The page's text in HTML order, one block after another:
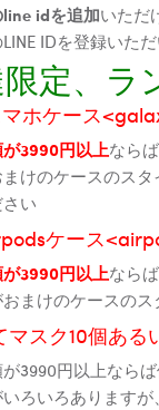
idを追加いただ
IDを登録いた
限定、
ホケース
3990円以上なら
けのケースのス
い
ケース
3990円以上なら
まけのケースの
スク10個ある
3990円以上なら
ろいろあります